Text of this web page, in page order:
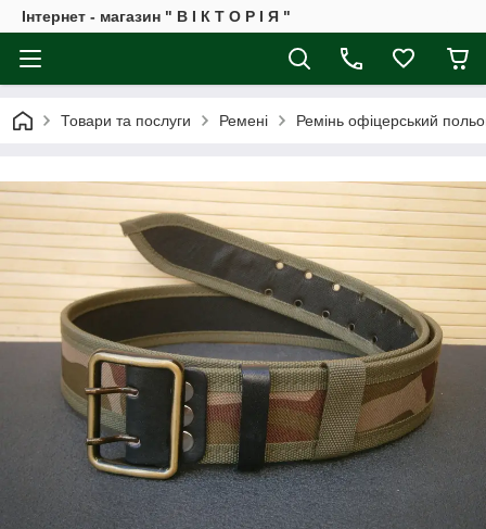
Інтернет - магазин " В І К Т О Р І Я "
Товари та послуги Ремені Ремінь офіцерський